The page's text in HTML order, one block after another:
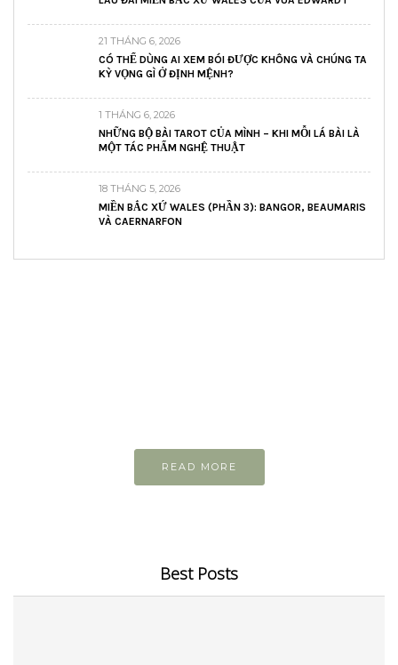
21 THÁNG 6, 2026
CÓ THỂ DÙNG AI XEM BÓI ĐƯỢC KHÔNG VÀ CHÚNG TA
KỲ VỌNG GÌ Ở ĐỊNH MỆNH?
1 THÁNG 6, 2026
NHỮNG BỘ BÀI TAROT CỦA MÌNH – KHI MỖI LÁ BÀI LÀ
MỘT TÁC PHẨM NGHỆ THUẬT
18 THÁNG 5, 2026
MIỀN BẮC XỨ WALES (PHẦN 3): BANGOR, BEAUMARIS
VÀ CAERNARFON
READ MORE
Best Posts